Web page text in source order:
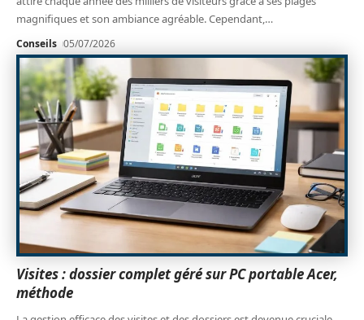
magnifiques et son ambiance agréable. Cependant, …
Conseils 05/07/2026
Visites : dossier complet géré sur PC portable Acer,
méthode